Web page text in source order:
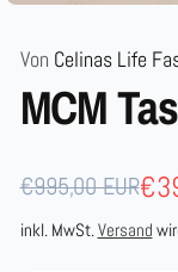
Von Celinas Life
MCM
Normaler
Preis
€995,00 EUR
Verkaufspreis
inkl. MwSt.Versand